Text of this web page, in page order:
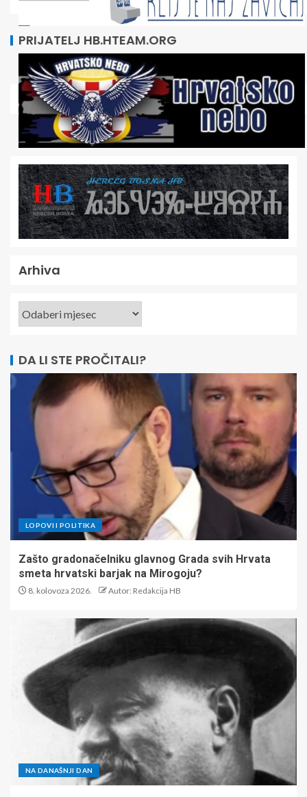
PRIJATELJ HB.HTEAM.ORG
Arhiva
DA LI STE PROČITALI?
LOPOVI I POLITIKA
Zašto gradonačelniku glavnog Grada svih Hrvata
smeta hrvatski barjak na Mirogoju?
8. kolovoza 2026. Autor: Redakcija HB
NA DANAŠNJI DAN